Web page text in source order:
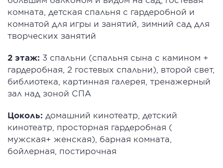
комната, детская спальня с гардеробной и
комнатой для игры и занятий, зимний сад для
творческих занятий
2 этаж: 3 спальни (спальня сына с камином +
гардеробная, 2 гостевых спальни), второй свет,
библиотека, картинная галерея, тренажерный
зал над зоной СПА
Цоколь: домашний кинотеатр, детский
кинотеатр, просторная гардеробная (
мужская+ женская), барная комната,
бойлерная, постирочная